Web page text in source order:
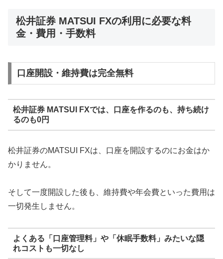
松井証券 MATSUI FXの利用に必要な料
金・費用・手数料
口座開設・維持費は完全無料
松井証券 MATSUI FXでは、口座を作るのも、持ち続け
るのも0円
松井証券のMATSUI FXは、口座を開設するのにお金はか
かりません。
そして一度開設した後も、維持費や年会費といった費用は
一切発生しません。
よくある「口座管理料」や「休眠手数料」みたいな隠
れコストも一切なし